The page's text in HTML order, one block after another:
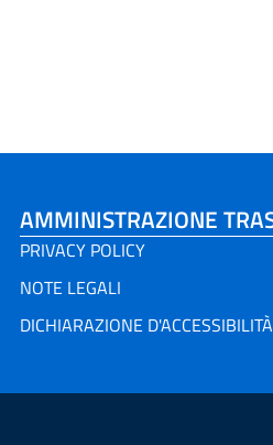
AMMINISTRAZIONE
PRIVACY POLICY
NOTE LEGALI
DICHIARAZIONE D'ACCESSIBILITÀ